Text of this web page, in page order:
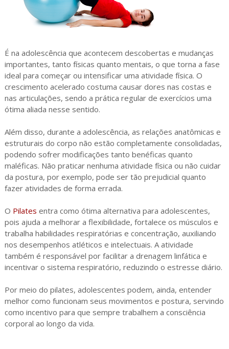
É na adolescência que acontecem descobertas e mudanças
importantes, tanto físicas quanto mentais, o que torna a fase
ideal para começar ou intensificar uma atividade física. O
crescimento acelerado costuma causar dores nas costas e
nas articulações, sendo a prática regular de exercícios uma
ótima aliada nesse sentido.
Além disso, durante a adolescência, as relações anatômicas e
estruturais do corpo não estão completamente consolidadas,
podendo sofrer modificações tanto benéficas quanto
maléficas. Não praticar nenhuma atividade física ou não cuidar
da postura, por exemplo, pode ser tão prejudicial quanto
fazer atividades de forma errada.
O Pilates entra como ótima alternativa para adolescentes,
pois ajuda a melhorar a flexibilidade, fortalece os músculos e
trabalha habilidades respiratórias e concentração, auxiliando
nos desempenhos atléticos e intelectuais. A atividade
também é responsável por facilitar a drenagem linfática e
incentivar o sistema respiratório, reduzindo o estresse diário.
Por meio do pilates, adolescentes podem, ainda, entender
melhor como funcionam seus movimentos e postura, servindo
como incentivo para que sempre trabalhem a consciência
corporal ao longo da vida.